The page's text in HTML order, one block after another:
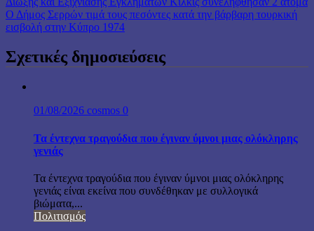
Ο Δήμος Σερρών τιμά τους πεσόντες κατά την βάρβαρη τουρκική
εισβολή στην Κύπρο 1974
Σχετικές δημοσιεύσεις
01/08/2026 cosmos 0
Τα έντεχνα τραγούδια που έγιναν ύμνοι μιας ολόκληρης
γενιάς
Τα έντεχνα τραγούδια που έγιναν ύμνοι μιας ολόκληρης
γενιάς είναι εκείνα που συνδέθηκαν με συλλογικά
βιώματα,...
Πολιτισμός